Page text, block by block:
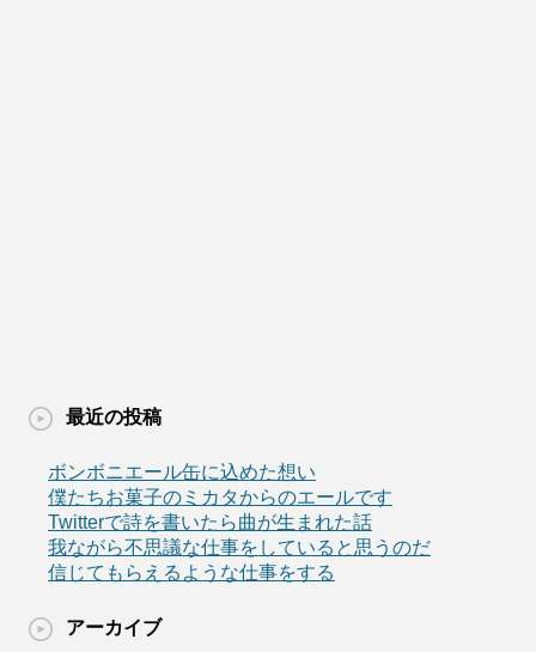
最近の投稿
ボンボニエール缶に込めた想い
僕たちお菓子のミカタからのエールです
Twitterで詩を書いたら曲が生まれた話
我ながら不思議な仕事をしていると思うのだ
信じてもらえるような仕事をする
アーカイブ